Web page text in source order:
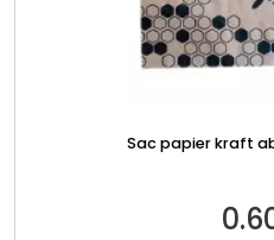
Sac papier kraft